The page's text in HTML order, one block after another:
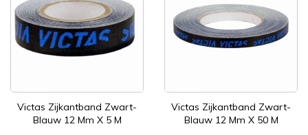
Victas Zijkantband Zwart-
Blauw 12 Mm X 5 M
Victas Zijkantband Zwart-
Blauw 12 Mm X 50 M